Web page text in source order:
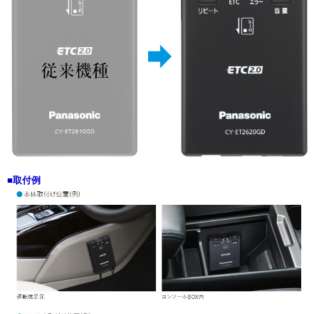
■取付例